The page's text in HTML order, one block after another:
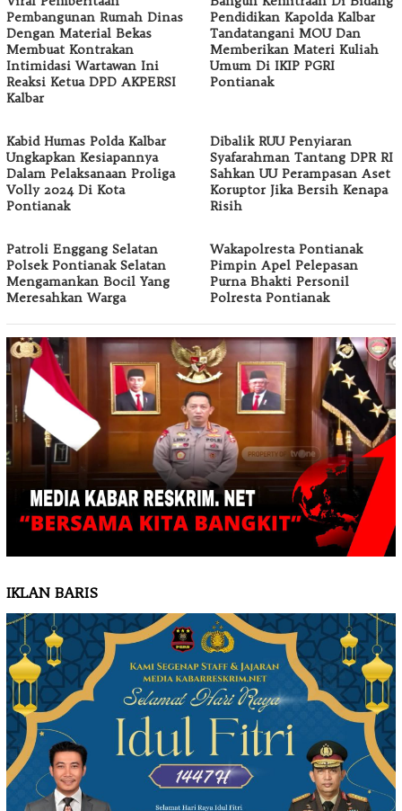
Pembangunan Rumah Dinas
Dengan Material Bekas
Membuat Kontrakan
Intimidasi Wartawan Ini
Reaksi Ketua DPD AKPERSI
Kalbar
Pendidikan Kapolda Kalbar
Tandatangani MOU Dan
Memberikan Materi Kuliah
Umum Di IKIP PGRI
Pontianak
Kabid Humas Polda Kalbar
Ungkapkan Kesiapannya
Dalam Pelaksanaan Proliga
Volly 2024 Di Kota
Pontianak
Dibalik RUU Penyiaran
Syafarahman Tantang DPR RI
Sahkan UU Perampasan Aset
Koruptor Jika Bersih Kenapa
Risih
Patroli Enggang Selatan
Polsek Pontianak Selatan
Mengamankan Bocil Yang
Meresahkan Warga
Wakapolresta Pontianak
Pimpin Apel Pelepasan
Purna Bhakti Personil
Polresta Pontianak
IKLAN BARIS